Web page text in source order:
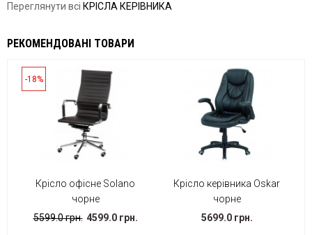
Переглянути всі КРІСЛА КЕРІВНИКА
РЕКОМЕНДОВАНІ ТОВАРИ
-18%
Крісло офісне Solano
чорне
5599.0 грн. 4599.0 грн.
Крісло керівника Oskar
чорне
5699.0 грн.